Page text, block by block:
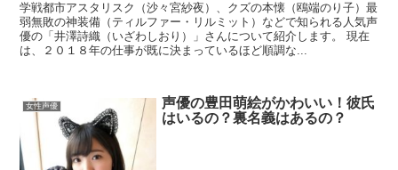
学戦都市アスタリスク（沙々宮紗夜）、クズの本懐（鴎端のり子）最
弱無敗の神装備（ティルファー・リルミット）などで知られる人気声
優の「井澤詩織（いざわしおり）」さんについて紹介します。 現在
は、２０１８年の仕事が既に決まっているほど順調な...
女性声優
声優の豊田萌絵がかわいい！彼氏
はいるの？裏名義はあるの？